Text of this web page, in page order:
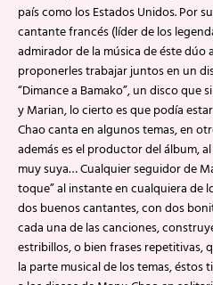
país como los Estados Unidos. Por
cantante francés (líder de los
admirador de la música de éste
proponerles trabajar juntos en un
“Dimance a Bamako”, un disco que
y Marian, lo cierto es que podía
Chao canta en algunos temas, en
además es el productor del álbum,
muy suya… Cualquier seguidor de
toque” al instante en cualquiera de
dos buenos cantantes, con dos
cada una de las canciones,
estribillos, o bien frases repetitivas,
la parte musical de los temas,